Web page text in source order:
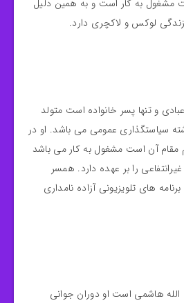
مشغول به کار است و به همین دلیل
لوکس و لاکچری دارد.
و تنها پسر خانواده است متولد
رشته سیاستگذاری عمومی می باشد. او در
آن است‌ مشغول به کار می باشد
را بر عهده دارد. همسر
های تلویزیونی آزاده نامداری
هاشمی است او دوران جوانی